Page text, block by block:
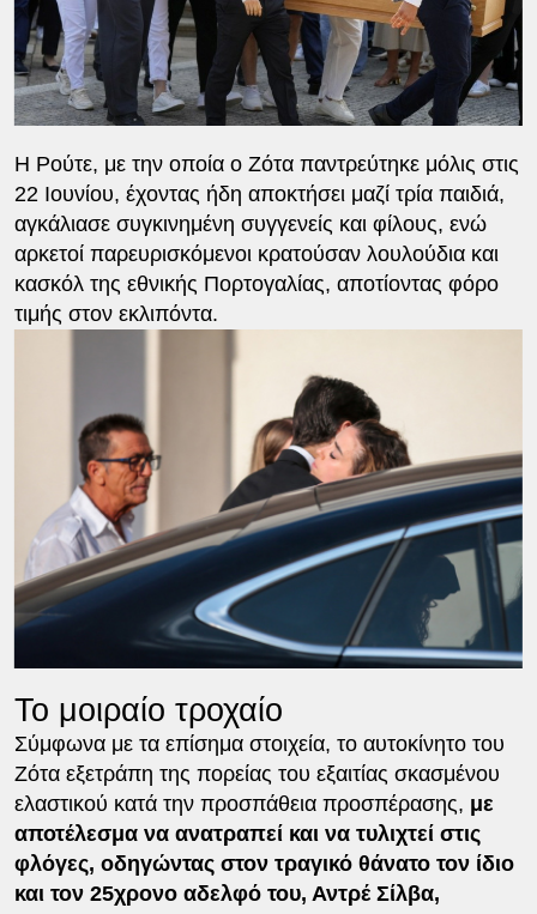
Η Ρούτε, με την οποία ο Ζότα παντρεύτηκε μόλις στις
22 Ιουνίου, έχοντας ήδη αποκτήσει μαζί τρία παιδιά,
αγκάλιασε συγκινημένη συγγενείς και φίλους, ενώ
αρκετοί παρευρισκόμενοι κρατούσαν λουλούδια και
κασκόλ της εθνικής Πορτογαλίας, αποτίοντας φόρο
τιμής στον εκλιπόντα.
Το μοιραίο τροχαίο
Σύμφωνα με τα επίσημα στοιχεία, το αυτοκίνητο του
Ζότα εξετράπη της πορείας του εξαιτίας σκασμένου
ελαστικού κατά την προσπάθεια προσπέρασης, με
αποτέλεσμα να ανατραπεί και να τυλιχτεί στις
φλόγες, οδηγώντας στον τραγικό θάνατο τον ίδιο
και τον 25χρονο αδελφό του, Αντρέ Σίλβα,